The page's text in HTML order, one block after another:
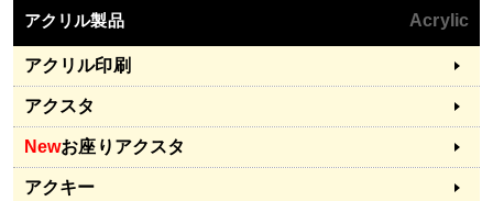
アクリル製品 Acrylic
アクリル印刷
アクスタ
Newお座りアクスタ
アクキー